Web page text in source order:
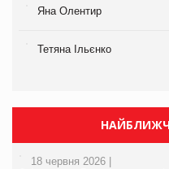
Яна Олентир
Тетяна Ільєнко
18 червня 2026 |